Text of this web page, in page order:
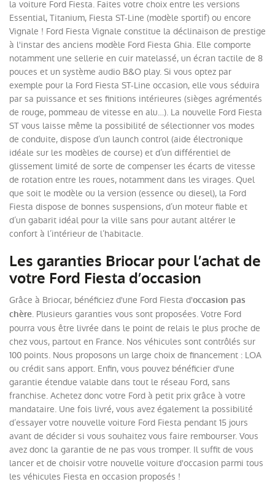
la voiture Ford Fiesta. Faites votre choix entre les versions
Essential, Titanium, Fiesta ST-Line (modèle sportif) ou encore
Vignale ! Ford Fiesta Vignale constitue la déclinaison de prestige
à l'instar des anciens modèle Ford Fiesta Ghia. Elle comporte
notamment une sellerie en cuir matelassé, un écran tactile de 8
pouces et un système audio B&O play. Si vous optez par
exemple pour la Ford Fiesta ST-Line occasion, elle vous séduira
par sa puissance et ses finitions intérieures (sièges agrémentés
de rouge, pommeau de vitesse en alu…). La nouvelle Ford Fiesta
ST vous laisse même la possibilité de sélectionner vos modes
de conduite, dispose d’un launch control (aide électronique
idéale sur les modèles de course) et d’un différentiel de
glissement limité de sorte de compenser les écarts de vitesse
de rotation entre les roues, notamment dans les virages. Quel
que soit le modèle ou la version (essence ou diesel), la Ford
Fiesta dispose de bonnes suspensions, d’un moteur fiable et
d’un gabarit idéal pour la ville sans pour autant altérer le
confort à l’intérieur de l’habitacle.
Les garanties Briocar pour l’achat de
votre Ford Fiesta d’occasion
Grâce à Briocar, bénéficiez d'une Ford Fiesta d'occasion pas
chère. Plusieurs garanties vous sont proposées. Votre Ford
pourra vous être livrée dans le point de relais le plus proche de
chez vous, partout en France. Nos véhicules sont contrôlés sur
100 points. Nous proposons un large choix de financement : LOA
ou crédit sans apport. Enfin, vous pouvez bénéficier d'une
garantie étendue valable dans tout le réseau Ford, sans
franchise. Achetez donc votre Ford à petit prix grâce à votre
mandataire. Une fois livré, vous avez également la possibilité
d’essayer votre nouvelle voiture Ford Fiesta pendant 15 jours
avant de décider si vous souhaitez vous faire rembourser. Vous
avez donc la garantie de ne pas vous tromper. Il suffit de vous
lancer et de choisir votre nouvelle voiture d'occasion parmi tous
les véhicules Fiesta en occasion proposés !